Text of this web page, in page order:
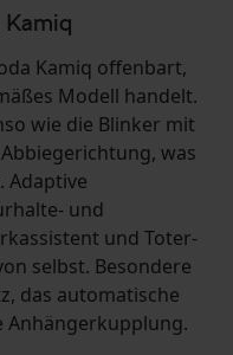
Kamiq offenbart,
Modell handelt.
wie die Blinker mit
was
Adaptive
und
und Toter-
selbst. Besondere
das automatische
Anhängerkupplung.